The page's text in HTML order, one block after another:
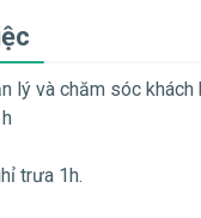
lý và chăm sóc khách
trưa 1h.